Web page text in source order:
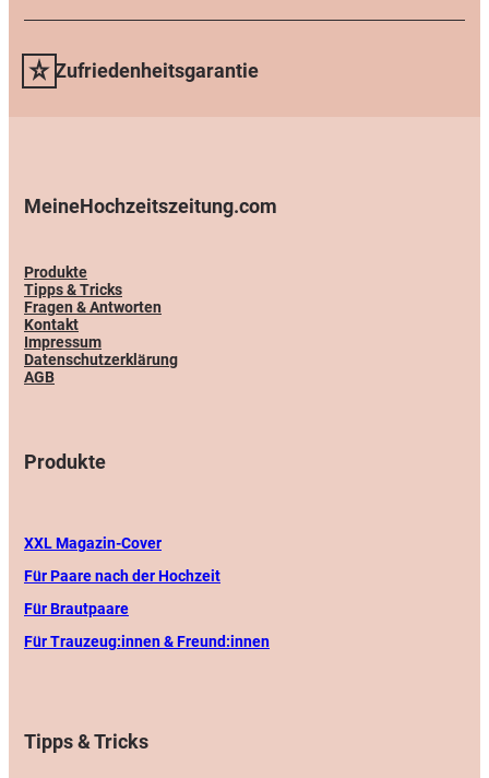
Zufriedenheitsgarantie
MeineHochzeitszeitung.com
Produkte
Tipps & Tricks
Fragen & Antworten
Kontakt
Impressum
Datenschutzerklärung
AGB
Produkte
XXL Magazin-Cover
Für Paare nach der Hochzeit
Für Brautpaare
Für Trauzeug:innen & Freund:innen
Tipps & Tricks